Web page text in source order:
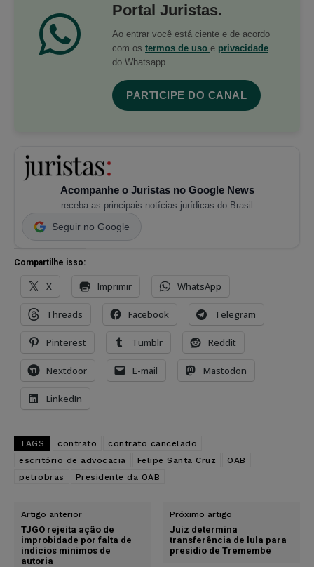
Portal Juristas.
Ao entrar você está ciente e de acordo
com os termos de uso e privacidade
do Whatsapp.
PARTICIPE DO CANAL
Acompanhe o Juristas no Google News
receba as principais notícias jurídicas do Brasil
Seguir no Google
Compartilhe isso:
X Imprimir WhatsApp
Threads Facebook Telegram
Pinterest Tumblr Reddit
Nextdoor E-mail Mastodon
LinkedIn
TAGS contrato
contrato cancelado
escritório de advocacia
Felipe Santa Cruz
OAB
petrobras
Presidente da OAB
Artigo anterior
TJGO rejeita ação de
improbidade por falta de
indícios mínimos de
autoria
Próximo artigo
Juiz determina
transferência de lula para
presídio de Tremembé